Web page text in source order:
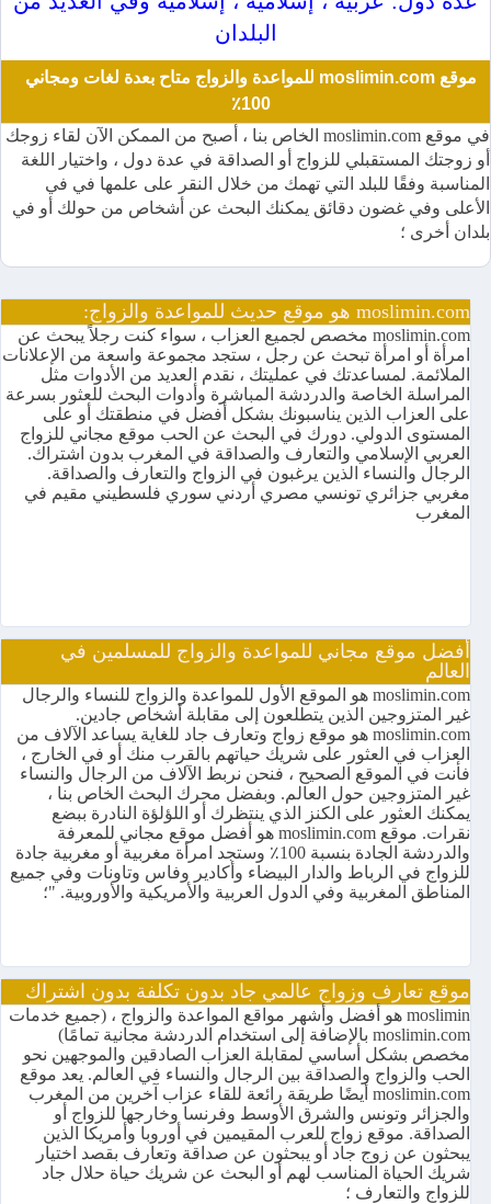
البلدان
موقع moslimin.com للمواعدة والزواج متاح بعدة لغات ومجاني
100٪
في موقع moslimin.com الخاص بنا ، أصبح من الممكن الآن لقاء زوجك
أو زوجتك المستقبلي للزواج أو الصداقة في عدة دول ، واختيار اللغة
المناسبة وفقًا للبلد التي تهمك من خلال النقر على علمها في في
الأعلى وفي غضون دقائق يمكنك البحث عن أشخاص من حولك أو في
بلدان أخرى ؛
moslimin.com هو موقع حديث للمواعدة والزواج:
moslimin.com مخصص لجميع العزاب ، سواء كنت رجلاً يبحث عن
امرأة أو امرأة تبحث عن رجل ، ستجد مجموعة واسعة من الإعلانات
الملائمة. لمساعدتك في عمليتك ، نقدم العديد من الأدوات مثل
المراسلة الخاصة والدردشة المباشرة وأدوات البحث للعثور بسرعة
على العزاب الذين يناسبونك بشكل أفضل في منطقتك أو على
المستوى الدولي. دورك في البحث عن الحب موقع مجاني للزواج
العربي الإسلامي والتعارف والصداقة في المغرب بدون اشتراك.
الرجال والنساء الذين يرغبون في الزواج والتعارف والصداقة.
مغربي جزائري تونسي مصري أردني سوري فلسطيني مقيم في
المغرب
أفضل موقع مجاني للمواعدة والزواج للمسلمين في
العالم
moslimin.com هو الموقع الأول للمواعدة والزواج للنساء والرجال
غير المتزوجين الذين يتطلعون إلى مقابلة أشخاص جادين.
moslimin.com هو موقع زواج وتعارف جاد للغاية يساعد الآلاف من
العزاب في العثور على شريك حياتهم بالقرب منك أو في الخارج ،
فأنت في الموقع الصحيح ، فنحن نربط الآلاف من الرجال والنساء
غير المتزوجين حول العالم. وبفضل محرك البحث الخاص بنا ،
يمكنك العثور على الكنز الذي ينتظرك أو اللؤلؤة النادرة ببضع
نقرات. موقع moslimin.com هو أفضل موقع مجاني للمعرفة
والدردشة الجادة بنسبة 100٪ وستجد امرأة مغربية أو مغربية جادة
للزواج في الرباط والدار البيضاء وأكادير وفاس وتاونات وفي جميع
المناطق المغربية وفي الدول العربية والأمريكية والأوروبية. "؛
موقع تعارف وزواج عالمي جاد بدون تكلفة بدون اشتراك
moslimin هو أفضل وأشهر مواقع المواعدة والزواج ، (جميع خدمات
moslimin.com بالإضافة إلى استخدام الدردشة مجانية تمامًا)
مخصص بشكل أساسي لمقابلة العزاب الصادقين والموجهين نحو
الحب والزواج والصداقة بين الرجال والنساء في العالم. يعد موقع
moslimin.com أيضًا طريقة رائعة للقاء عزاب آخرين من المغرب
والجزائر وتونس والشرق الأوسط وفرنسا وخارجها للزواج أو
الصداقة. موقع زواج للعرب المقيمين في أوروبا وأمريكا الذين
يبحثون عن زوج جاد أو يبحثون عن صداقة وتعارف بقصد اختيار
شريك الحياة المناسب لهم أو البحث عن شريك حياة حلال جاد
للزواج والتعارف ؛